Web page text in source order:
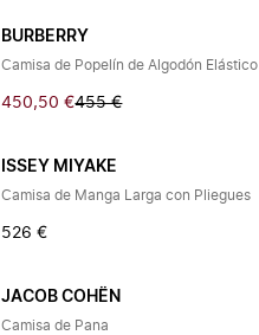
BURBERRY
Camisa de Popelín de Algodón Elástico
450,50 €455 €
ISSEY MIYAKE
Camisa de Manga Larga con Pliegues
526 €
JACOB COHËN
Camisa de Pana